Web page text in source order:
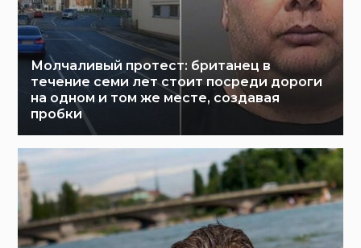
Молчаливый протест: британец в
течение семи лет стоит посреди дороги
на одном и том же месте, создавая
пробки